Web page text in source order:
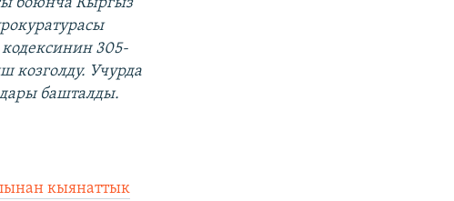
305-
козголду. Учурда
башталды.
кыянаттык